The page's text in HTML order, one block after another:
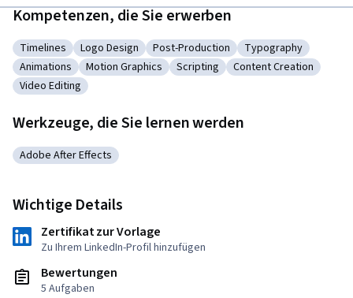
Kompetenzen, die Sie erwerben
Kategorie: Timelines
Timelines Kategorie: Logo Design
Logo Design Kategorie: Post-Production
Post-Production Kategorie:
Typography
Kategorie: Animations
Animations Kategorie: Motion Graphics
Motion Graphics Kategorie: Scripting
Scripting Kategorie: Content
Content Creation
Kategorie: Video Editing
Video Editing
Werkzeuge, die Sie lernen werden
Kategorie: Adobe After Effects
Adobe After Effects
Wichtige Details
Zertifikat zur Vorlage
Zu Ihrem LinkedIn-Profil hinzufügen
Bewertungen
5 Aufgaben